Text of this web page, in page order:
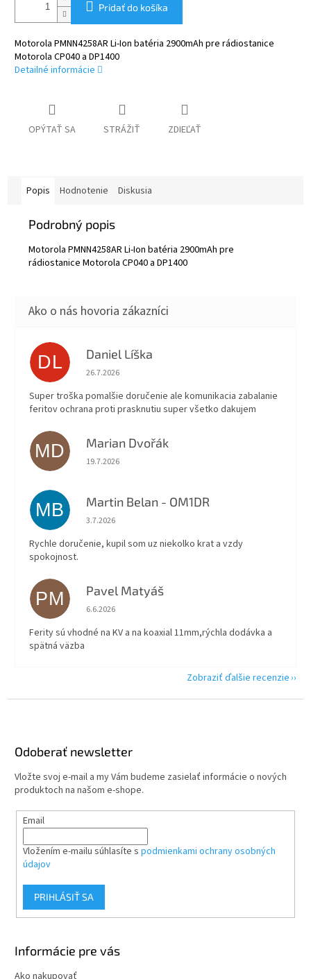
Pridať do košíka
Motorola PMNN4258AR Li-Ion batéria 2900mAh pre rádiostanice
Motorola CP040 a DP1400
Detailné informácie
OPÝTAŤ SA STRÁŽIŤ ZDIEĽAŤ
Popis Hodnotenie Diskusia
Podrobný popis
Motorola PMNN4258AR Li-Ion batéria 2900mAh pre
rádiostanice Motorola CP040 a DP1400
DL Daniel Líška
Hodnotenie obchodu je 5 z 5 hviezdičiek.
26.7.2026
Super troška pomalšie doručenie ale komunikacia zabalanie
feritov ochrana proti prasknutiu super všetko dakujem
MD Marian Dvořák
Hodnotenie obchodu je 5 z 5 hviezdičiek.
19.7.2026
MB Martin Belan - OM1DR
Hodnotenie obchodu je 5 z 5 hviezdičiek.
3.7.2026
Rychle doručenie, kupil som uz niekolko krat a vzdy
spokojnost.
PM Pavel Matyáš
Hodnotenie obchodu je 5 z 5 hviezdičiek.
6.6.2026
Ferity sú vhodné na KV a na koaxial 11mm,rýchla dodávka a
spätná väzba
Zobraziť ďalšie recenzie
Odoberať newsletter
Vložte svoj e-mail a my Vám budeme zasielať informácie o nových
produktoch na našom e-shope.
Email
Vložením e-mailu súhlasíte s podmienkami ochrany osobných
údajov
PRIHLÁSIŤ SA
Informácie pre vás
Ako nakupovať